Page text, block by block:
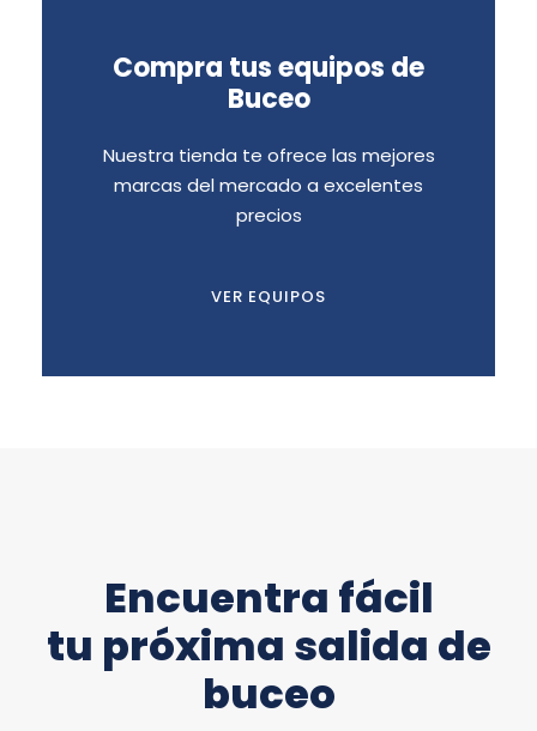
Compra tus equipos de
Buceo
Nuestra tienda te ofrece las mejores
marcas del mercado a excelentes
precios
VER EQUIPOS
TIENDA DEL MAR
equipos de buceo, para que tus
inmersiones sean divertidas y seguras.
Encuentra fácil
tu próxima salida de
buceo